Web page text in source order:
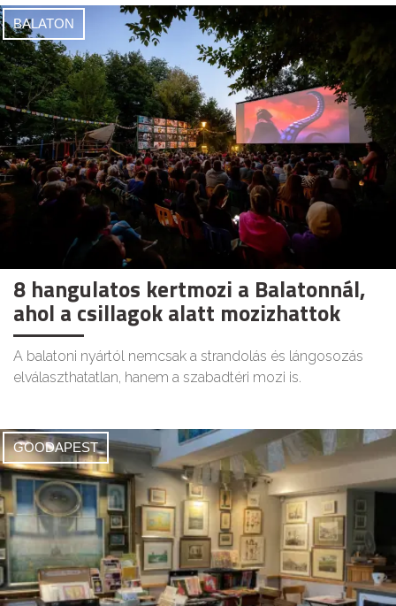
BALATON
8 hangulatos kertmozi a Balatonnál,
ahol a csillagok alatt mozizhattok
A balatoni nyártól nemcsak a strandolás és lángosozás
elválaszthatatlan, hanem a szabadtéri mozi is.
GOODAPEST